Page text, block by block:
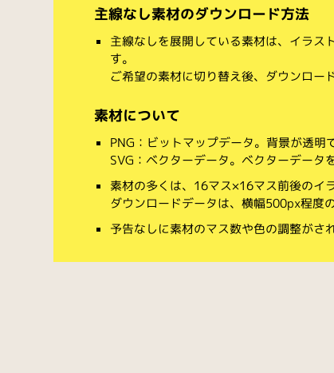
主線なし素材のダウンロード方法
主線なしを展開している素材は、イラ
す。
ご希望の素材に切り替え後、ダウンロー
素材について
PNG：ビットマップデータ。背景が透明
SVG：ベクターデータ。ベクターデー
素材の多くは、16マス×16マス前後のイ
ダウンロードデータは、横幅500px程度
予告なしに素材のマス数や色の調整がさ